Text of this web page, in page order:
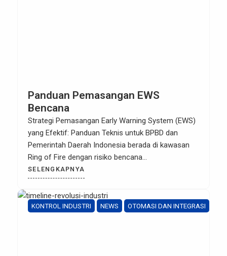
Panduan Pemasangan EWS
Bencana
Strategi Pemasangan Early Warning System (EWS)
yang Efektif: Panduan Teknis untuk BPBD dan
Pemerintah Daerah Indonesia berada di kawasan
Ring of Fire dengan risiko bencana
hidrometeorologi seperti banjir dan tanah longsor
yang terus meningkat setiap tahunnya. Dalam
upaya mitigasi, Badan Penanggulangan Bencana
Daerah (BPBD) memegang peran vital sebagai
SELENGKAPNYA
KONTROL INDUSTRI NEWS OTOMASI DAN INTEGRASI